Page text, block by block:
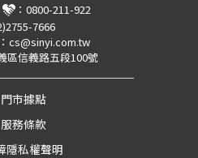
： 0800-211-922
7666
cs@sinyi.com.tw
區信義路五段100號
門市據點
服務條款
隱私權聲明